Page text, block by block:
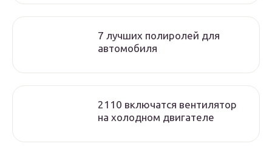
7 лучших полиролей для
автомобиля
2110 включатся вентилятор
на холодном двигателе